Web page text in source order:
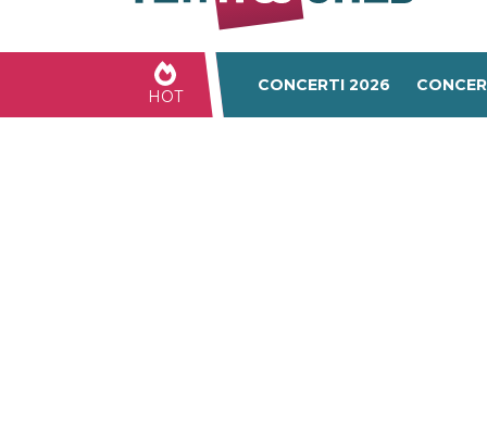
HOT
CONCERTI 2026